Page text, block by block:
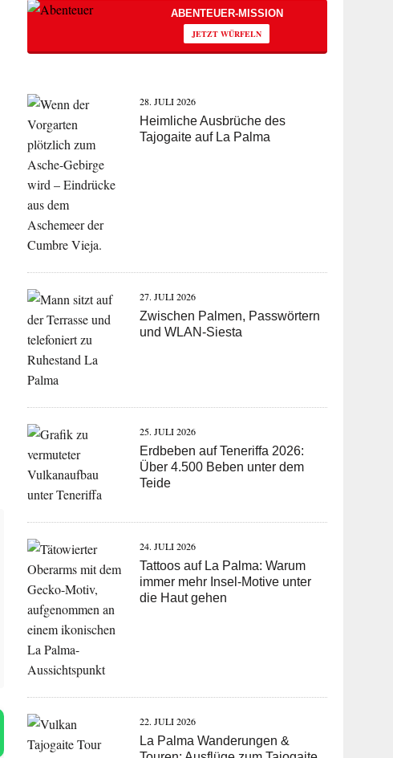
ABENTEUER-MISSION
JETZT WÜRFELN
28. JULI 2026
Heimliche Ausbrüche des
Tajogaite auf La Palma
27. JULI 2026
Zwischen Palmen, Passwörtern
und WLAN-Siesta
25. JULI 2026
Erdbeben auf Teneriffa 2026:
Über 4.500 Beben unter dem
Teide
24. JULI 2026
Tattoos auf La Palma: Warum
immer mehr Insel-Motive unter
die Haut gehen
22. JULI 2026
La Palma Wanderungen &